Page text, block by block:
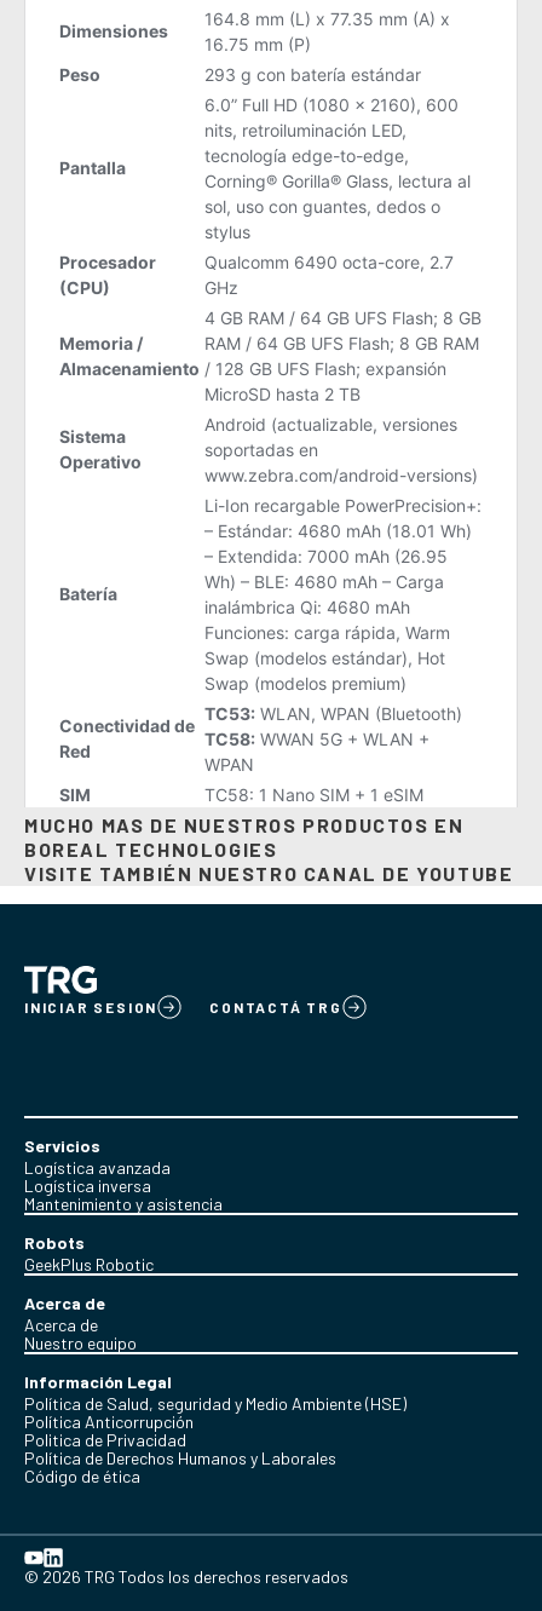
MUCHO MAS DE NUESTROS PRODUCTOS EN
BOREAL TECHNOLOGIES
VISITE TAMBIÉN NUESTRO CANAL DEYOUTUBE
INICIAR SESION CONTACTÁ TRG
Servicios
Logística avanzada
Logística inversa
Mantenimiento y asistencia
Robots
GeekPlus Robotic
Acerca de
Acerca de
Nuestro equipo
Información Legal
Política de Salud, seguridad y Medio Ambiente (HSE)
Política Anticorrupción
Politica de Privacidad
Política de Derechos Humanos y Laborales
Código de ética
© 2026 TRG Todos los derechos reservados